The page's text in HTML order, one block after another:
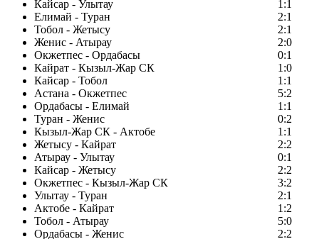
Кайсар - Улытау
1:1
Елимай - Туран
2:1
Тобол - Жетысу
2:1
Женис - Атырау
2:0
Окжетпес - Ордабасы
0:1
Кайрат - Кызыл-Жар СК
1:0
Кайсар - Тобол
1:1
Астана - Окжетпес
5:2
Ордабасы - Елимай
1:1
Туран - Женис
0:2
Кызыл-Жар СК - Актобе
1:1
Жетысу - Кайрат
2:2
Атырау - Улытау
0:1
Кайсар - Жетысу
2:2
Окжетпес - Кызыл-Жар СК
3:2
Улытау - Туран
2:1
Актобе - Кайрат
1:2
Тобол - Атырау
5:0
Ордабасы - Женис
2:2